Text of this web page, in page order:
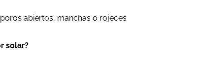
abiertos, manchas o rojeces
solar?